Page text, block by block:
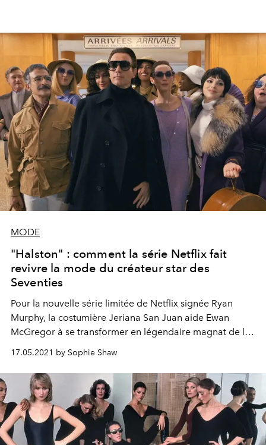
MODE
"Halston" : comment la série Netflix fait
revivre la mode du créateur star des
Seventies
Pour la nouvelle série limitée de Netflix signée Ryan
Murphy, la costumière Jeriana San Juan aide Ewan
McGregor à se transformer en légendaire magnat de la
mode, avec quelques leçons de couture à la clé.
17.05.2021 by Sophie Shaw